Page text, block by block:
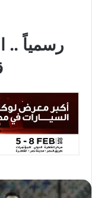
رسمياً ..